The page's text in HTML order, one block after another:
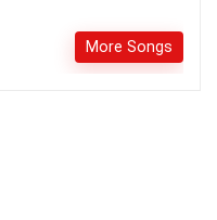
More Songs